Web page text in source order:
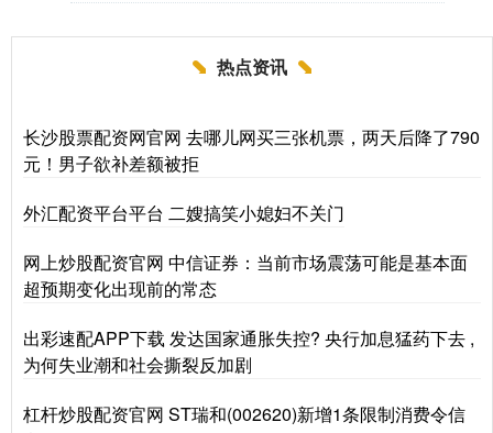
热点资讯
长沙股票配资网官网 去哪儿网买三张机票，两天后降了790
元！男子欲补差额被拒
外汇配资平台平台 二嫂搞笑小媳妇不关门
网上炒股配资官网 中信证券：当前市场震荡可能是基本面
超预期变化出现前的常态
出彩速配APP下载 发达国家通胀失控? 央行加息猛药下去 ,
为何失业潮和社会撕裂反加剧
杠杆炒股配资官网 ST瑞和(002620)新增1条限制消费令信